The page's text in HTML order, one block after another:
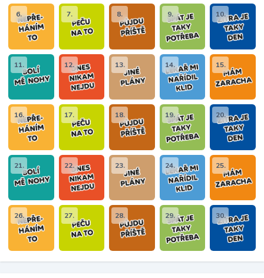
6. 7. 8. 9. 10.
11. 12. 13. 14. 15.
16. 17. 18. 19. 20.
21. 22. 23. 24. 25.
26. 27. 28. 29. 30.